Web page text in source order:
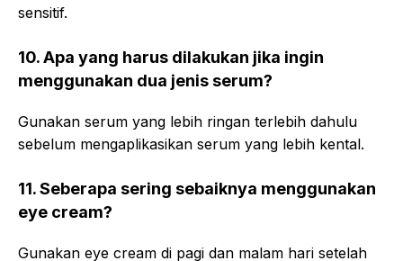
sensitif.
10. Apa yang harus dilakukan jika ingin
menggunakan dua jenis serum?
Gunakan serum yang lebih ringan terlebih dahulu
sebelum mengaplikasikan serum yang lebih kental.
11. Seberapa sering sebaiknya menggunakan
eye cream?
Gunakan eye cream di pagi dan malam hari setelah